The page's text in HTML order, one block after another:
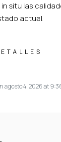
situ las
actual.
agosto 4, 2026 at